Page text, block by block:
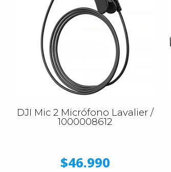
DJI Mic 2 Micrófono Lavalier /
1000008612
$46.990